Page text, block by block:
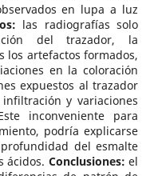
en lupa a luz
las radiografías solo
del trazador, la
los artefactos formados,
en la coloración
expuestos al trazador
y variaciones
inconveniente para
podría explicarse
del esmalte
ácidos. Conclusiones: el